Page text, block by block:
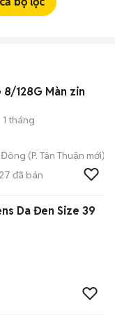
8/128G Màn zin
1 tháng
Đông (P. Tân Thuận mới)
đã bán
Da Đen Size 39